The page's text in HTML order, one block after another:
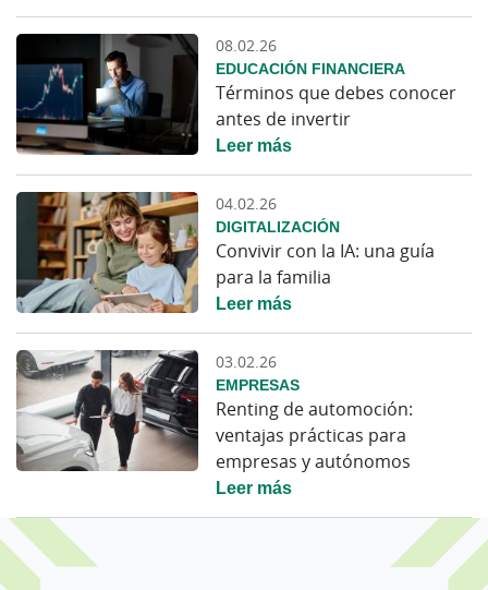
08.02.26
EDUCACIÓN FINANCIERA
Términos que debes conocer
antes de invertir
Leer más
04.02.26
DIGITALIZACIÓN
Convivir con la IA: una guía
para la familia
Leer más
03.02.26
EMPRESAS
Renting de automoción:
ventajas prácticas para
empresas y autónomos
Leer más